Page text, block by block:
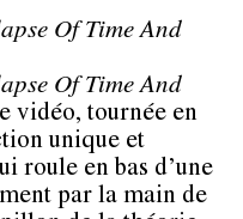
Of Time And
Of Time And
vidéo, tournée en
unique et
roule en bas d’une
par la main de